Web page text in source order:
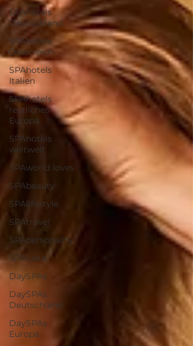
SPAhotels
Deutschland
SPAhotels
Österreich
SPAhotels
Italien
SPAhotels
restliches
Europa
SPAhotels
weltweit
SPAworld loves
SPAbeauty
SPAlifestyle
SPAtravel
SPApersonality
SPAluxus
DaySPAs
DaySPAs
Deutschland
DaySPAs
Europa